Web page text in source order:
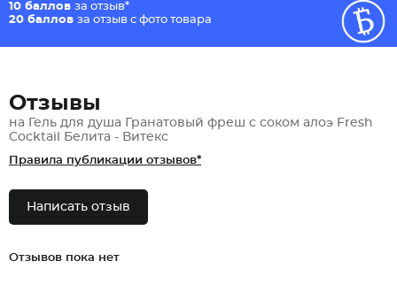
10 баллов за отзыв*
20 баллов за отзыв с фото товара
Отзывы
на Гель для душа Гранатовый фреш с соком алоэ Fresh
Cocktail Белита - Витекс
Правила публикации отзывов*
Написать отзыв
Отзывов пока нет